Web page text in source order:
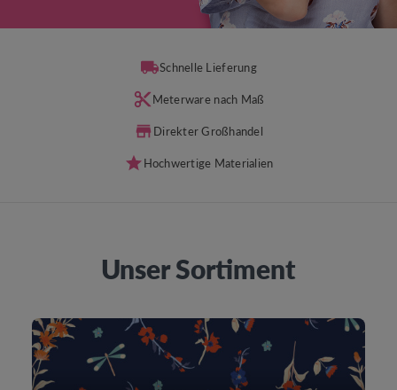
Schnelle Lieferung
Meterware nach Maß
Direkter Großhandel
Hochwertige Materialien
Unser Sortiment